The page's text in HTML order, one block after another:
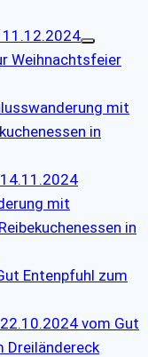
Weihnachtsfeier
mit
in
mit
in
Entenpfuhl zum
vom Gut
Dreiländereck